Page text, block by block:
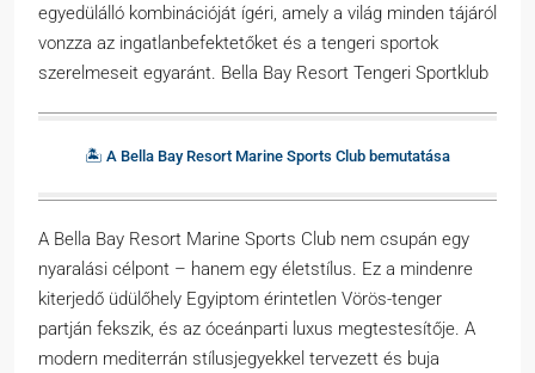
egyedülálló kombinációját ígéri, amely a világ minden tájáról
vonzza az ingatlanbefektetőket és a tengeri sportok
szerelmeseit egyaránt. Bella Bay Resort Tengeri Sportklub
🏝️ A Bella Bay Resort Marine Sports Club bemutatása
A Bella Bay Resort Marine Sports Club nem csupán egy
nyaralási célpont – hanem egy életstílus. Ez a mindenre
kiterjedő üdülőhely Egyiptom érintetlen Vörös-tenger
partján fekszik, és az óceánparti luxus megtestesítője. A
modern mediterrán stílusjegyekkel tervezett és buja